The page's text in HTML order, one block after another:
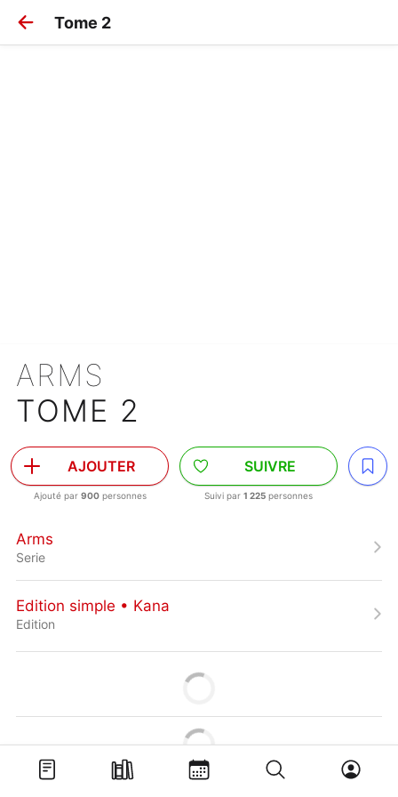
Tome 2
ARMS
TOME 2
AJOUTER
Ajouté par 900personnes
SUIVRE
Suivi par 1 225 personnes
Arms
Serie
Edition simple • Kana
Edition